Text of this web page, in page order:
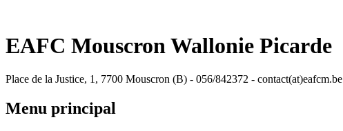
EAFC Mouscron Wallonie Picarde
Place de la Justice, 1, 7700 Mouscron (B) - 056/842372 - contact(at)eafcm.be
Menu principal